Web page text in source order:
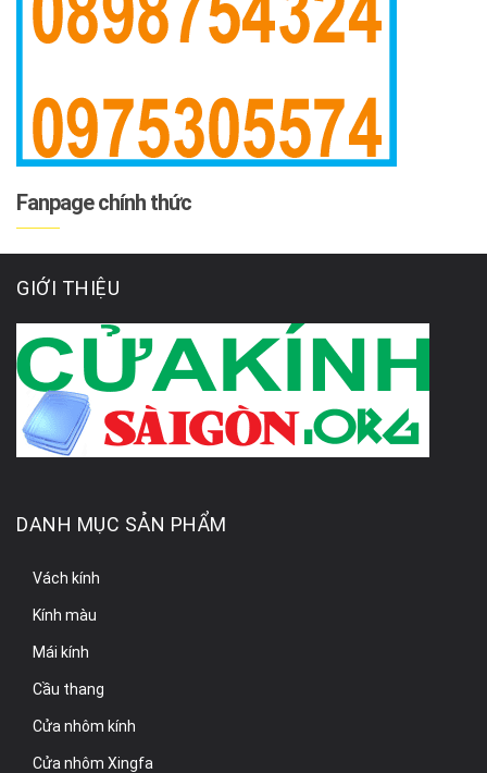
Fanpage chính thức
GIỚI THIỆU
DANH MỤC SẢN PHẨM
Vách kính
Kính màu
Mái kính
Cầu thang
Cửa nhôm kính
Cửa nhôm Xingfa